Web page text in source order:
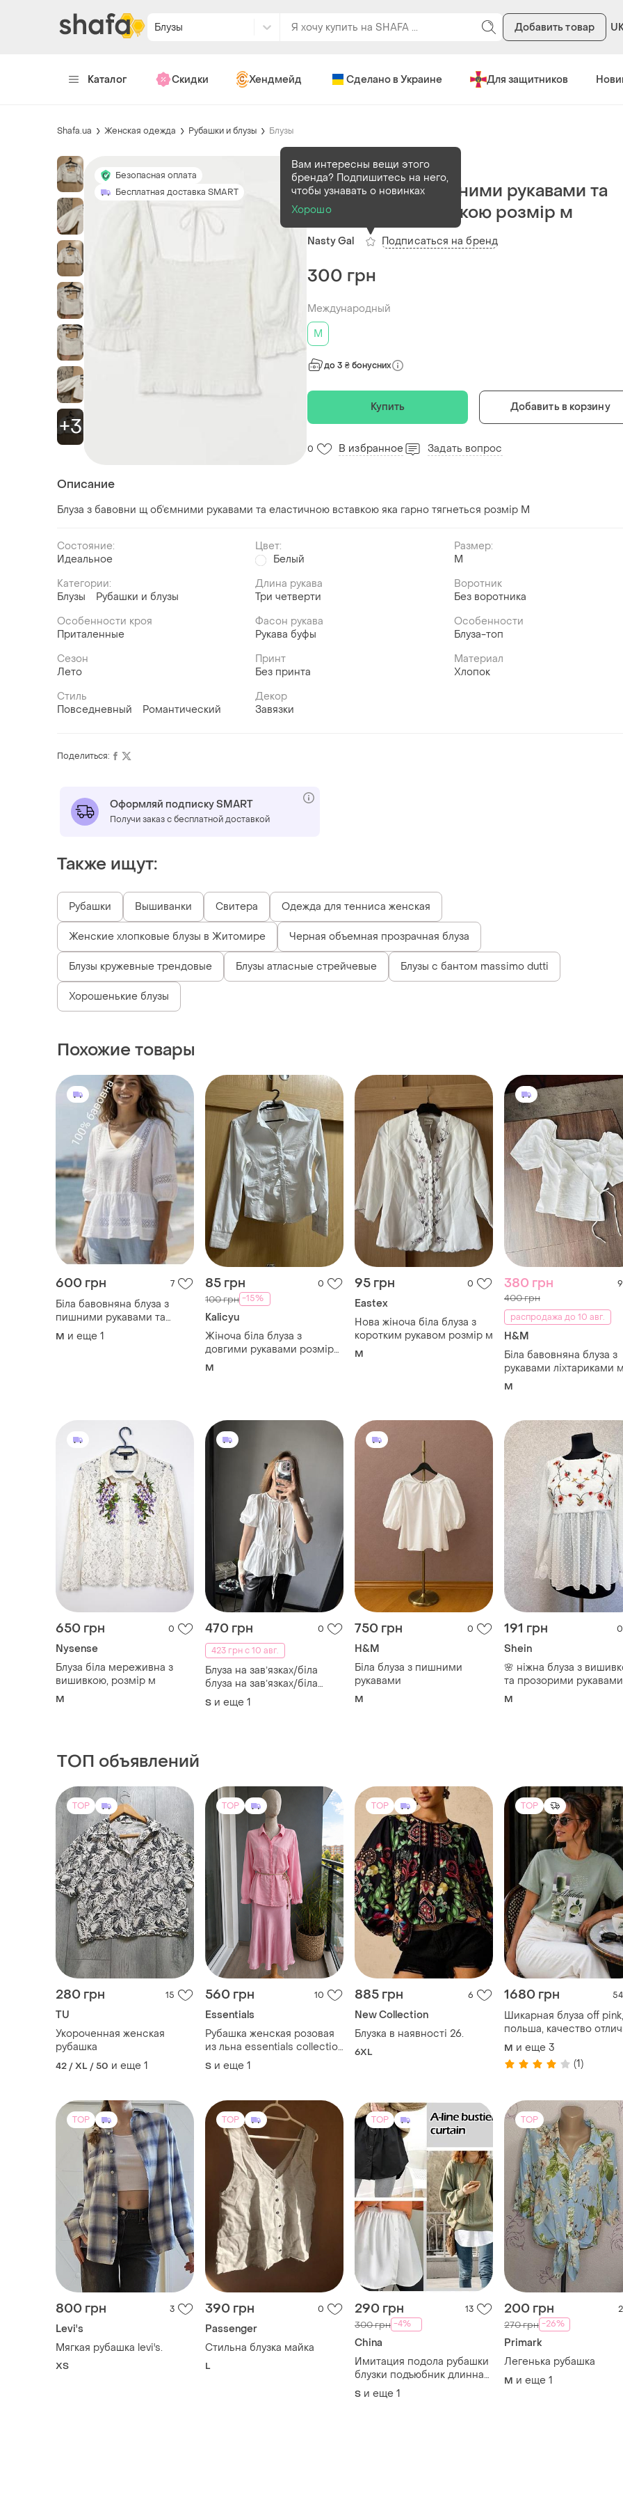
Блузы Добавить товар
Каталог Скидки Хендмейд Сделано в Украине Для защитников
Shafa.ua Женская одежда Рубашки и блузы Блузы
+3
Безопасная оплата
Бесплатная доставка SMART
В наличии1 шт
Біла блуза з об‘ємними рукавами та
еластичною вставкою розмір м
Nasty Gal
Вам интересны вещи этого
бренда? Подпишитесь на него,
чтобы узнавать о новинках
Хорошо
Подписаться на бренд
300 грн
Международный
M
до 3 ₴ бонусних
Купить Добавить в корзину
0 В избранное Задать вопрос
Описание
Блуза з бавовни щ об‘ємними рукавами та еластичною вставкою яка гарно тягнеться розмір М
Состояние:
Идеальное
Цвет:
Белый
Размер:
M
Категории:
Блузы
Рубашки и блузы
Длина рукава
Три четверти
Воротник
Без воротника
Особенности кроя
Приталенные
Фасон рукава
Рукава буфы
Особенности
Блуза-топ
Сезон
Лето
Принт
Без принта
Материал
Хлопок
Стиль
Повседневный
Романтический
Декор
Завязки
Поделиться:
Оформляй подписку SMART
Получи заказ с бесплатной доставкой
Также ищут:
Рубашки Вышиванки Свитера Одежда для тенниса женская
Женские хлопковые блузы в Житомире Черная объемная прозрачная блуза
Блузы кружевные трендовые Блузы атласные стрейчевые Блузы с бантом massimo dutti
Хорошенькие блузы
Похожие товары
600 грн 7
Біла бавовняна блуза з
пишними рукавами та
мереживними вставками.
M и еще 1
85 грн 0
100 грн -15%
Kalicyu
Жіноча біла блуза з
довгими рукавами розмір
м
M
95 грн 0
Eastex
Нова жіноча біла блуза з
коротким рукавом розмір м
M
380 грн 9
400 грн
распродажа до 10 авг.
H&M
Біла бавовняна блуза з
рукавами ліхтариками м
розміру на запах
M
650 грн 0
Nysense
Блуза біла мереживна з
вишивкою, розмір м
M
470 грн
0
423 грн с 10 авг.
Блуза на завʼязках/біла
блуза на завʼязках/біла
блуза з коротким рукавом
на завʼязках
S и еще 1
750 грн 0
H&M
Біла блуза з пишними
рукавами
M
191 грн 0
Shein
🌸 ніжна блуза з
та прозорими
розмір м
M
ТОП объявлений
TOP
280 грн 15
TU
Укороченная женская
рубашка
42 / XL / 50 и еще 1
TOP
560 грн 10
Essentials
Рубашка женская розовая
из льна essentials collection
100% лен на пуговицах s-m
S и еще 1
TOP
885 грн 6
New Collection
Блузка в наявності 26.
6XL
TOP
1680 грн 54
Шикарная блуза off pink,
польша, качество
🔥🌹
M и еще 3
(1)
TOP
800 грн 3
Levi's
Мягкая рубашка levi's.
ХS
TOP
390 грн 0
Passenger
Стильна блузка майка
L
TOP
290 грн 13
300 грн -4%
China
Имитация подола рубашки
блузки подъюбник длинная
рубашка блуза ярусная
юбка юбка
S и еще 1
TOP
200 грн 2
270 грн -26%
Primark
Легенька рубашка
M и еще 1